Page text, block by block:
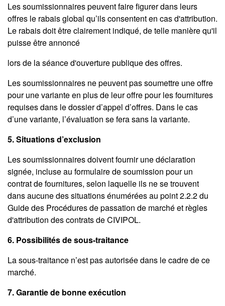
Les soumissionnaires peuvent faire figurer dans leurs
offres le rabais global qu’ils consentent en cas d'attribution.
Le rabais doit être clairement indiqué, de telle manière qu'il
puisse être annoncé
lors de la séance d'ouverture publique des offres.
Les soumissionnaires ne peuvent pas soumettre une offre
pour une variante en plus de leur offre pour les fournitures
requises dans le dossier d’appel d’offres. Dans le cas
d’une variante, l’évaluation se fera sans la variante.
5. Situations d’exclusion
Les soumissionnaires doivent fournir une déclaration
signée, incluse au formulaire de soumission pour un
contrat de fournitures, selon laquelle ils ne se trouvent
dans aucune des situations énumérées au point 2.2.2 du
Guide des Procédures de passation de marché et règles
d'attribution des contrats de CIVIPOL.
6. Possibilités de sous-traitance
La sous-traitance n’est pas autorisée dans le cadre de ce
marché.
7. Garantie de bonne exécution